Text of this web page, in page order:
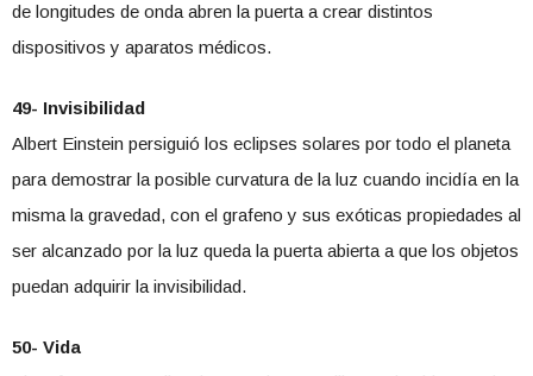
de longitudes de onda abren la puerta a crear distintos
dispositivos y aparatos médicos.
49- Invisibilidad
Albert Einstein persiguió los eclipses solares por todo el planeta
para demostrar la posible curvatura de la luz cuando incidía en la
misma la gravedad, con el grafeno y sus exóticas propiedades al
ser alcanzado por la luz queda la puerta abierta a que los objetos
puedan adquirir la invisibilidad.
50- Vida